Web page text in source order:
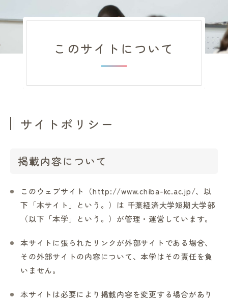
こども学科
キャンパスライフ
入試情報
卒業生の方へ
高校の先生方へ
このサイトについて
サイトポリシー
掲載内容について
このウェブサイト（http://www.chiba-kc.ac.jp/、以
下「本サイト」という。）は 千葉経済大学短期大学部
（以下「本学」という。）が管理・運営しています。
本サイトに張られたリンクが外部サイトである場合、
その外部サイトの内容について、本学はその責任を負
いません。
本サイトは必要により掲載内容を変更する場合があり